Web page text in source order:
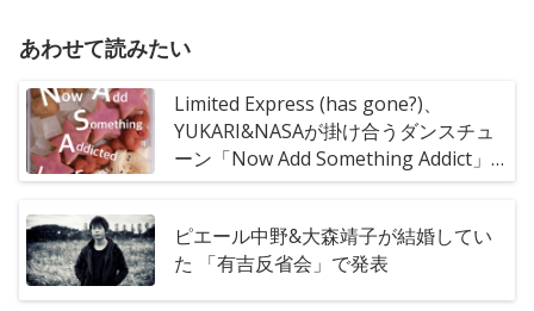
あわせて読みたい
Limited Express (has gone?)、
YUKARI&NASAが掛け合うダンスチュ
ーン「Now Add Something Addict」
リリース
ピエール中野&大森靖子が結婚してい
た 「有吉反省会」で発表